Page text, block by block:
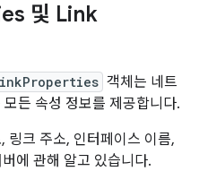
및 Link
객체는 네트
든 속성 정보를 제공합니다.
링크 주소, 인터페이스 이름,
에 관해 알고 있습니다.